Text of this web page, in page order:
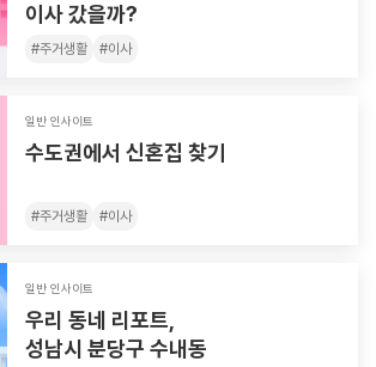
이사 갔을까?
#주거생활 #이사
일반 인사이트
수도권에서 신혼집 찾기
#주거생활 #이사
일반 인사이트
우리 동네 리포트,
성남시 분당구 수내동